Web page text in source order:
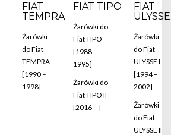
FIAT
TEMPRA
Żarówki
do Fiat
TEMPRA
[1990 –
1998]
FIAT TIPO
Żarówki do
Fiat TIPO
[1988 –
1995]
Żarówki do
Fiat TIPO II
[2016 – ]
FIAT
ULYSSE
Żarówki
do Fiat
ULYSSE I
[1994 –
2002]
Żarówki
do Fiat
ULYSSE II